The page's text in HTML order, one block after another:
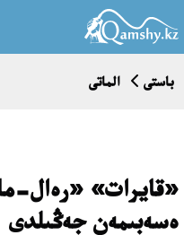
باستى الماتى
ەسەبىمەن جەڭىلدى